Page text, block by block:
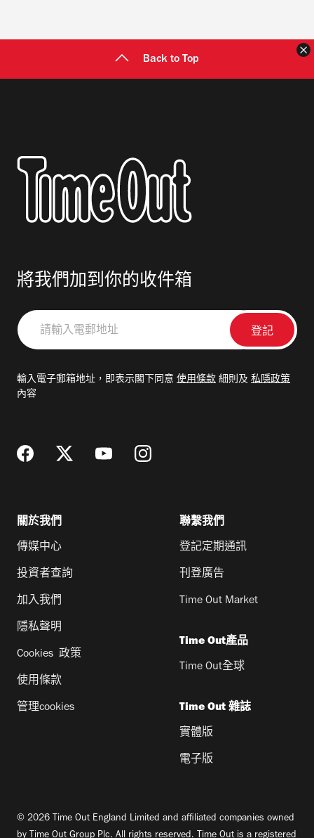
Back to Top
將我們加到你的收件箱
請
輸
郵
輸入電子郵箱地址，即表示閣下同意 使用條款 細則及 私隱政策
內容
關於我們
傳媒中心
投資者查詢
加入我們
隱私聲明
Cookies 政策
使用條款
管理cookies
聯繫我們
登記定期通訊
刊登廣告
Time Out Market
Time Out產品
Time Out全球
Time Out 雜誌
實體版
電子版
© 2026 Time Out England Limited and affiliated companies owned
by Time Out Group Plc. All rights reserved. Time Out is a registered